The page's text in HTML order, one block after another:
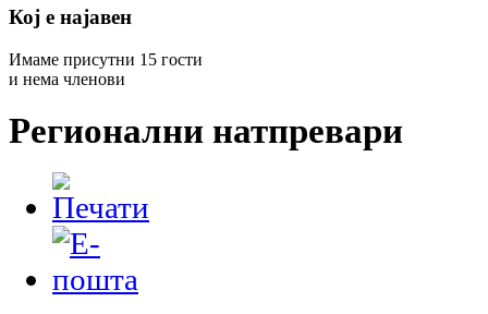
Кој е најавен
Имаме присутни 15 гости
и нема членови
Регионални натпревари